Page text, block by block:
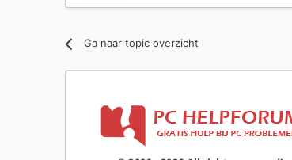
Ga naar topic overzicht